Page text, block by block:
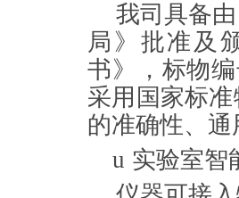
我司具备
局》批准及
书》，标物
采用国家标
的准确性、通
u 实验室智